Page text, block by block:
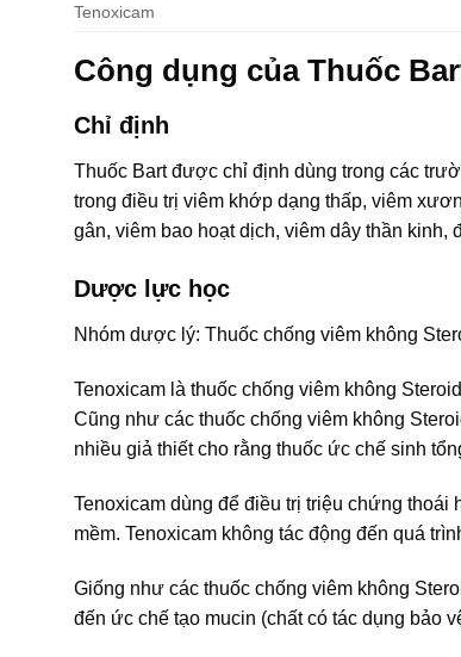
Tenoxicam
Công dụng của Thuốc
Chỉ định
Thuốc Bart được chỉ định dùng trong các
trong điều trị viêm khớp dạng thấp, viêm
gân, viêm bao hoạt dịch, viêm dây thần
Dược lực học
Nhóm dược lý: Thuốc chống viêm không
Tenoxicam là thuốc chống viêm không
Cũng như các thuốc chống viêm không
nhiều giả thiết cho rằng thuốc ức chế sinh
Tenoxicam dùng để điều trị triệu chứng
mềm. Tenoxicam không tác động đến quá
Giống như các thuốc chống viêm không
đến ức chế tạo mucin (chất có tác dụng bảo